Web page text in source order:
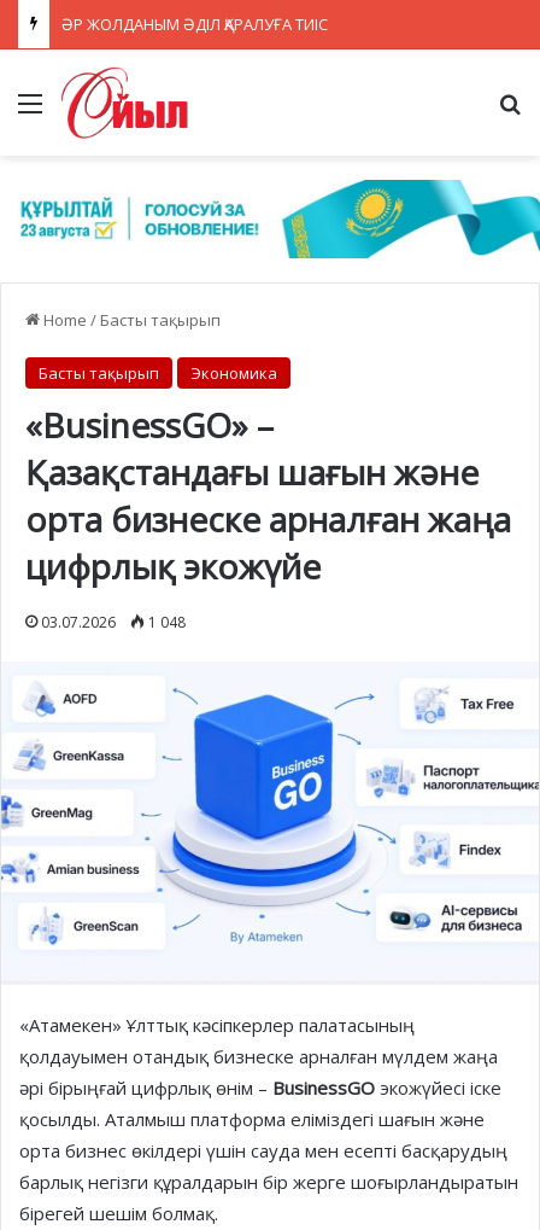
ӘР ЖОЛДАНЫМ ӘДІЛ ҚАРАЛУҒА ТИІС
Menu
Home / Басты тақырып
Басты тақырып Экономика
«BusinessGO» –
Қазақстандағы шағын және
орта бизнеске арналған жаңа
цифрлық экожүйе
03.07.2026 1 048
«Атамекен» Ұлттық кәсіпкерлер палатасының
қолдауымен отандық бизнеске арналған мүлдем жаңа
әрі бірыңғай цифрлық өнім – BusinessGO экожүйесі іске
қосылды. Аталмыш платформа еліміздегі шағын және
орта бизнес өкілдері үшін сауда мен есепті басқарудың
барлық негізги құралдарын бір жерге шоғырландыратын
бірегей шешім болмақ.